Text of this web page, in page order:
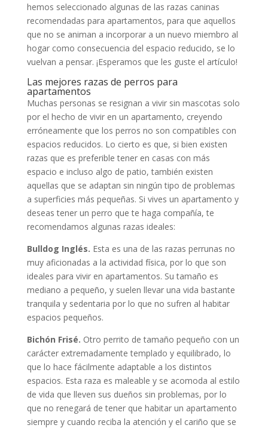
hemos seleccionado algunas de las razas caninas
recomendadas para apartamentos, para que aquellos
que no se animan a incorporar a un nuevo miembro al
hogar como consecuencia del espacio reducido, se lo
vuelvan a pensar. ¡Esperamos que les guste el artículo!
Las mejores razas de perros para
apartamentos
Muchas personas se resignan a vivir sin mascotas solo
por el hecho de vivir en un apartamento, creyendo
erróneamente que los perros no son compatibles con
espacios reducidos. Lo cierto es que, si bien existen
razas que es preferible tener en casas con más
espacio e incluso algo de patio, también existen
aquellas que se adaptan sin ningún tipo de problemas
a superficies más pequeñas. Si vives un apartamento y
deseas tener un perro que te haga compañía, te
recomendamos algunas razas ideales:
Bulldog Inglés. Esta es una de las razas perrunas no
muy aficionadas a la actividad física, por lo que son
ideales para vivir en apartamentos. Su tamaño es
mediano a pequeño, y suelen llevar una vida bastante
tranquila y sedentaria por lo que no sufren al habitar
espacios pequeños.
Bichón Frisé. Otro perrito de tamaño pequeño con un
carácter extremadamente templado y equilibrado, lo
que lo hace fácilmente adaptable a los distintos
espacios. Esta raza es maleable y se acomoda al estilo
de vida que lleven sus dueños sin problemas, por lo
que no renegará de tener que habitar un apartamento
siempre y cuando reciba la atención y el cariño que se